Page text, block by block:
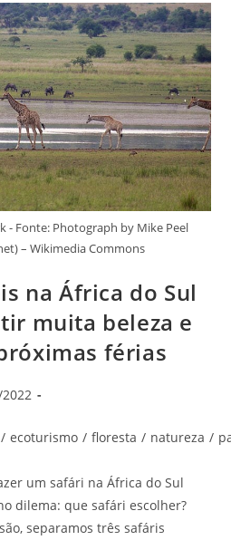
- Fonte: Photograph by Mike Peel
– Wikimedia Commons
na África do Sul
muita beleza e
férias
/ ecoturismo / floresta / natureza /
um safári na África do Sul
dilema: que safári escolher?
separamos três safáris